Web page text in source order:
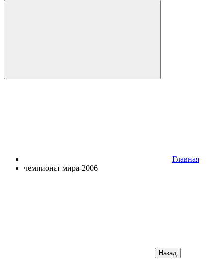
Главная
чемпионат мира-2006
Назад